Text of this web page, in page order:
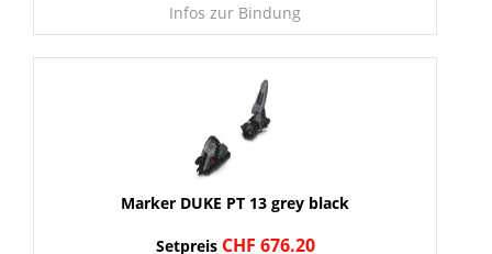
Infos zur Bindung
Marker DUKE PT 13 grey black
Setpreis CHF 676.20